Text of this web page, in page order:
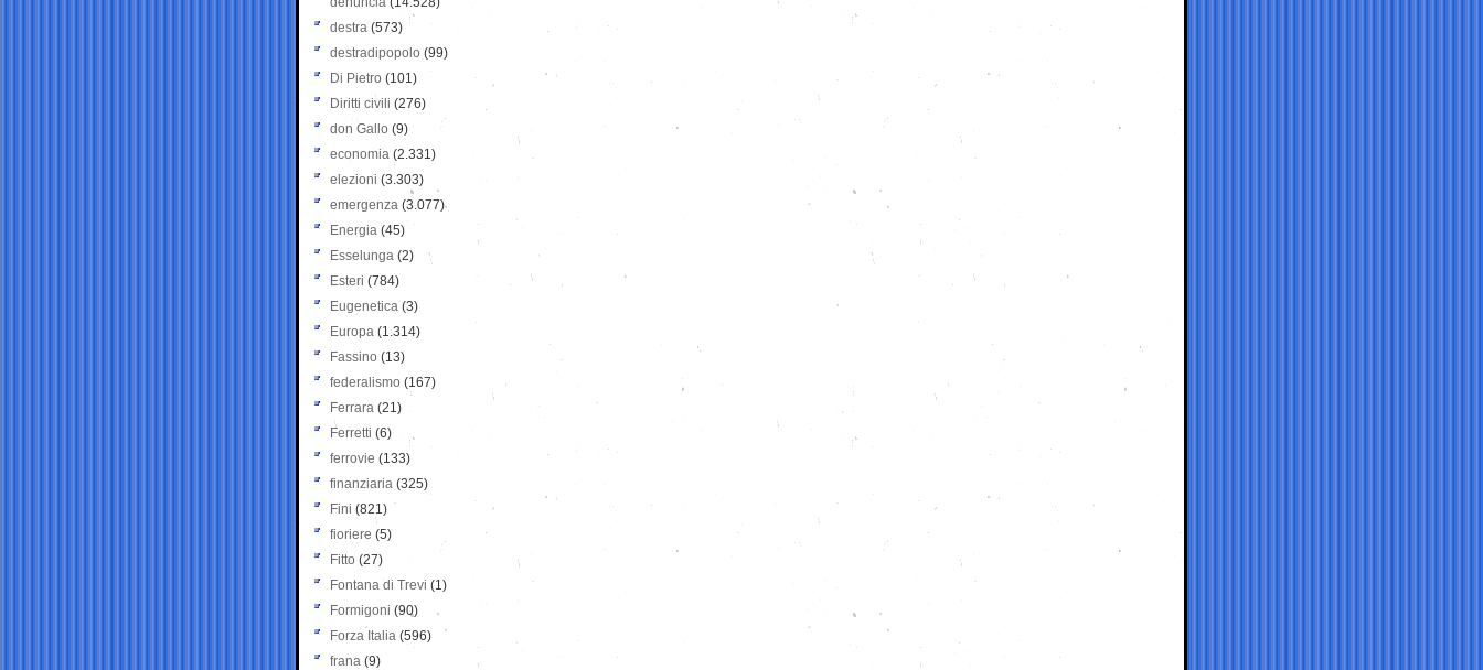
destra (573)
destradipopolo (99)
Di Pietro (101)
Diritti civili (276)
don Gallo (9)
economia (2.331)
elezioni (3.303)
emergenza (3.077)
Energia (45)
Esselunga (2)
Esteri (784)
Eugenetica (3)
Europa (1.314)
Fassino (13)
federalismo (167)
Ferrara (21)
Ferretti (6)
ferrovie (133)
finanziaria (325)
Fini (821)
fioriere (5)
Fitto (27)
Fontana di Trevi (1)
Formigoni (90)
Forza Italia (596)
frana (9)